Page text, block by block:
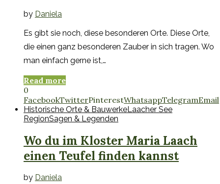
by Daniela
Es gibt sie noch, diese besonderen Orte. Diese Orte,
die einen ganz besonderen Zauber in sich tragen. Wo
man einfach gerne ist,…
Read more
0
FacebookTwitterPinterestWhatsappTelegramEmail
Historische Orte & BauwerkeLaacher See
RegionSagen & Legenden
Wo du im Kloster Maria Laach
einen Teufel finden kannst
by Daniela